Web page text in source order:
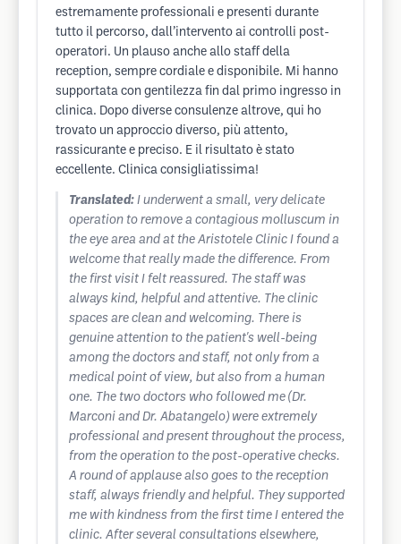
estremamente professionali e presenti durante
tutto il percorso, dall’intervento ai controlli post-
operatori. Un plauso anche allo staff della
reception, sempre cordiale e disponibile. Mi hanno
supportata con gentilezza fin dal primo ingresso in
clinica. Dopo diverse consulenze altrove, qui ho
trovato un approccio diverso, più attento,
rassicurante e preciso. E il risultato è stato
eccellente. Clinica consigliatissima!
Translated: I underwent a small, very delicate
operation to remove a contagious molluscum in
the eye area and at the Aristotele Clinic I found a
welcome that really made the difference. From
the first visit I felt reassured. The staff was
always kind, helpful and attentive. The clinic
spaces are clean and welcoming. There is
genuine attention to the patient's well-being
among the doctors and staff, not only from a
medical point of view, but also from a human
one. The two doctors who followed me (Dr.
Marconi and Dr. Abatangelo) were extremely
professional and present throughout the process,
from the operation to the post-operative checks.
A round of applause also goes to the reception
staff, always friendly and helpful. They supported
me with kindness from the first time I entered the
clinic. After several consultations elsewhere,